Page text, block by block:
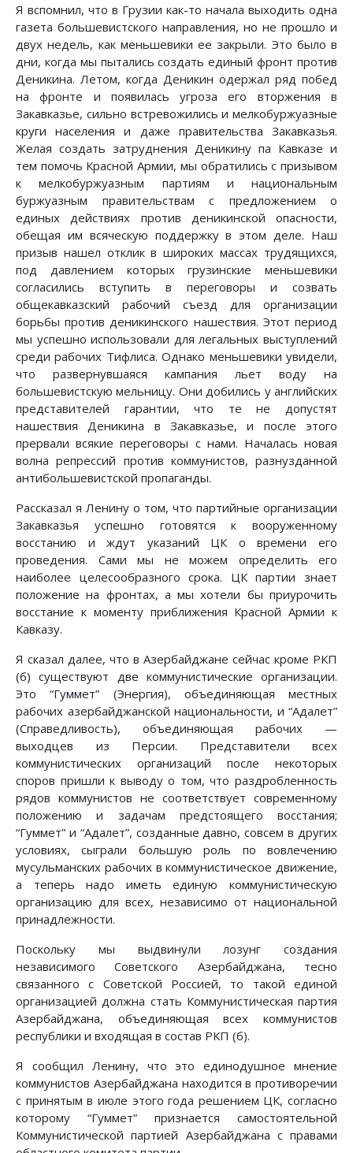
Я вспомнил, что в Грузии как-то начала выходить одна
газета большевистского направления, но не прошло и
двух недель, как меньшевики ее закрыли. Это было в
дни, когда мы пытались создать единый фронт против
Деникина. Летом, когда Деникин одержал ряд побед
на фронте и появилась угроза его вторжения в
Закавказье, сильно встревожились и мелкобуржуазные
круги населения и даже правительства Закавказья.
Желая создать затруднения Деникину па Кавказе и
тем помочь Красной Армии, мы обратились с призывом
к мелкобуржуазным партиям и национальным
буржуазным правительствам с предложением о
единых действиях против деникинской опасности,
обещая им всяческую поддержку в этом деле. Наш
призыв нашел отклик в широких массах трудящихся,
под давлением которых грузинские меньшевики
согласились вступить в переговоры и созвать
общекавказский рабочий съезд для организации
борьбы против деникинского нашествия. Этот период
мы успешно использовали для легальных выступлений
среди рабочих Тифлиса. Однако меньшевики увидели,
что развернувшаяся кампания льет воду на
большевистскую мельницу. Они добились у английских
представителей гарантии, что те не допустят
нашествия Деникина в Закавказье, и после этого
прервали всякие переговоры с нами. Началась новая
волна репрессий против коммунистов, разнузданной
антибольшевистской пропаганды.
Рассказал я Ленину о том, что партийные организации
Закавказья успешно готовятся к вооруженному
восстанию и ждут указаний ЦК о времени его
проведения. Сами мы не можем определить его
наиболее целесообразного срока. ЦК партии знает
положение на фронтах, а мы хотели бы приурочить
восстание к моменту приближения Красной Армии к
Кавказу.
Я сказал далее, что в Азербайджане сейчас кроме РКП
(б) существуют две коммунистические организации.
Это “Гуммет” (Энергия), объединяющая местных
рабочих азербайджанской национальности, и “Адалет”
(Справедливость), объединяющая рабочих —
выходцев из Персии. Представители всех
коммунистических организаций после некоторых
споров пришли к выводу о том, что раздробленность
рядов коммунистов не соответствует современному
положению и задачам предстоящего восстания;
“Гуммет” и “Адалет”, созданные давно, совсем в других
условиях, сыграли большую роль по вовлечению
мусульманских рабочих в коммунистическое движение,
а теперь надо иметь единую коммунистическую
организацию для всех, независимо от национальной
принадлежности.
Поскольку мы выдвинули лозунг создания
независимого Советского Азербайджана, тесно
связанного с Советской Россией, то такой единой
организацией должна стать Коммунистическая партия
Азербайджана, объединяющая всех коммунистов
республики и входящая в состав РКП (б).
Я сообщил Ленину, что это единодушное мнение
коммунистов Азербайджана находится в противоречии
с принятым в июле этого года решением ЦК, согласно
которому “Гуммет” признается самостоятельной
Коммунистической партией Азербайджана с правами